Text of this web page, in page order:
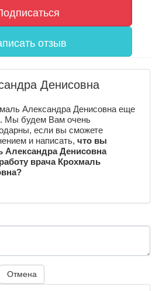
отзыв
Денисовна
Александра Денисовна еще
Мы будем Вам очень
если вы сможете
и написать, что вы
Александра Денисовна
врача Крохмаль
Отмена